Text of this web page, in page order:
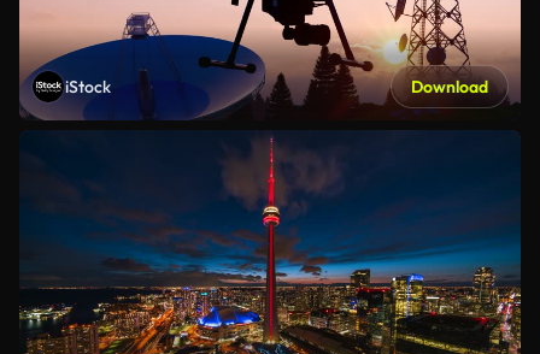
iStock Download